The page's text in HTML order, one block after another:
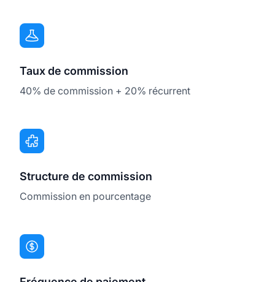
Taux de commission
40% de commission + 20% récurrent
Structure de commission
Commission en pourcentage